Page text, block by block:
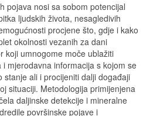
pojava nosi sa sobom potencijal
ljudskih života, nesagledivih
procjene što, gdje i kako
okolnosti vezanih za dani
koji umnogome moče ublažiti
mjerodavna informacija s kojom se
stanje ali i procijeniti dalji događaji
situaciji. Metodologija primijenjena
daljinske detekcije i mineralne
površinske pojave i